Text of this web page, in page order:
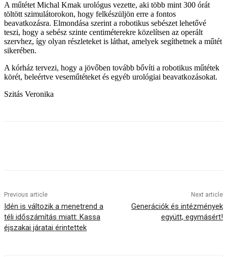
A műtétet Michal Kmak urológus vezette, aki több mint 300 órát
töltött szimulátorokon, hogy felkészüljön erre a fontos
beavatkozásra. Elmondása szerint a robotikus sebészet lehetővé
teszi, hogy a sebész szinte centiméterekre közelítsen az operált
szervhez, így olyan részleteket is láthat, amelyek segíthetnek a műtét
sikerében.
A kórház tervezi, hogy a jövőben tovább bővíti a robotikus műtétek
körét, beleértve veseműtéteket és egyéb urológiai beavatkozásokat.
Szitás Veronika
Previous article
Idén is változik a menetrend a
téli időszámítás miatt: Kassa
éjszakai járatai érintettek
Next article
Generációk és intézmények
együtt, egymásért!